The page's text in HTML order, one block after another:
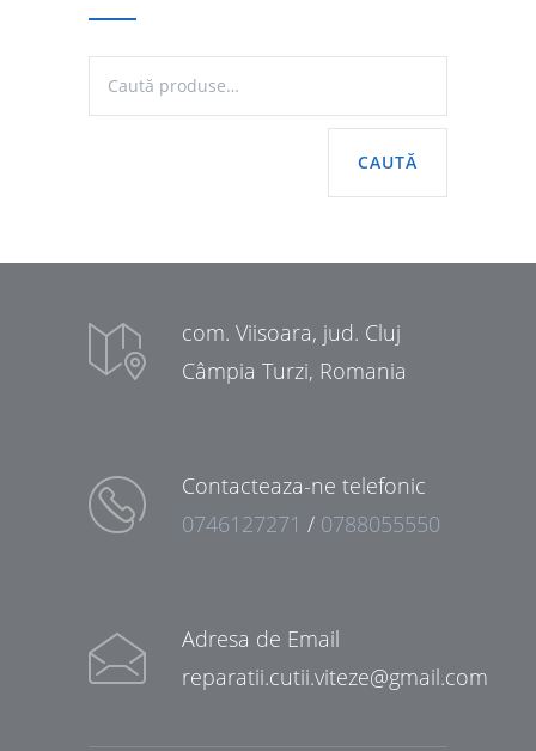
CAUTĂ
com. Viisoara, jud. Cluj
Câmpia Turzi, Romania
Contacteaza-ne telefonic
0746127271 / 0788055550
Adresa de Email
reparatii.cutii.viteze@gmail.com